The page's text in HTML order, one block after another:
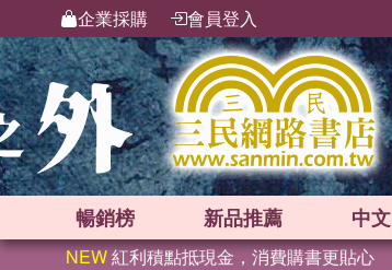
企業採購 會員登入
暢銷榜 新品推薦 中文
NEW紅利積點抵現金，消費購書更貼心